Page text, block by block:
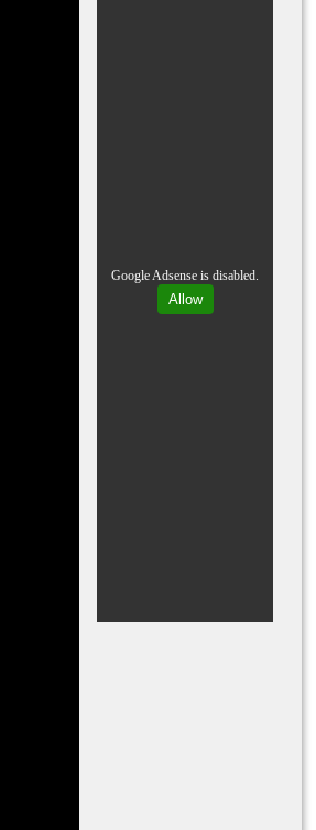
Google Adsense is disabled.
Allow